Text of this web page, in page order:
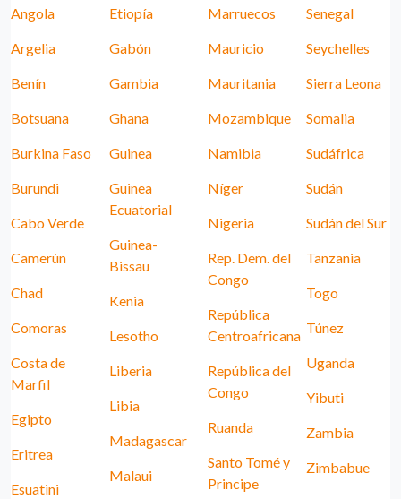
Angola
Argelia
Benín
Botsuana
Burkina Faso
Burundi
Cabo Verde
Camerún
Chad
Comoras
Costa de
Marfil
Egipto
Eritrea
Esuatini
Etiopía
Gabón
Gambia
Ghana
Guinea
Guinea
Ecuatorial
Guinea-
Bissau
Kenia
Lesotho
Liberia
Libia
Madagascar
Malaui
Marruecos
Mauricio
Mauritania
Mozambique
Namibia
Níger
Nigeria
Rep. Dem. del
Congo
República
Centroafricana
República del
Congo
Ruanda
Santo Tomé y
Principe
Senegal
Seychelles
Sierra Leona
Somalia
Sudáfrica
Sudán
Sudán del Sur
Tanzania
Togo
Túnez
Uganda
Yibuti
Zambia
Zimbabue